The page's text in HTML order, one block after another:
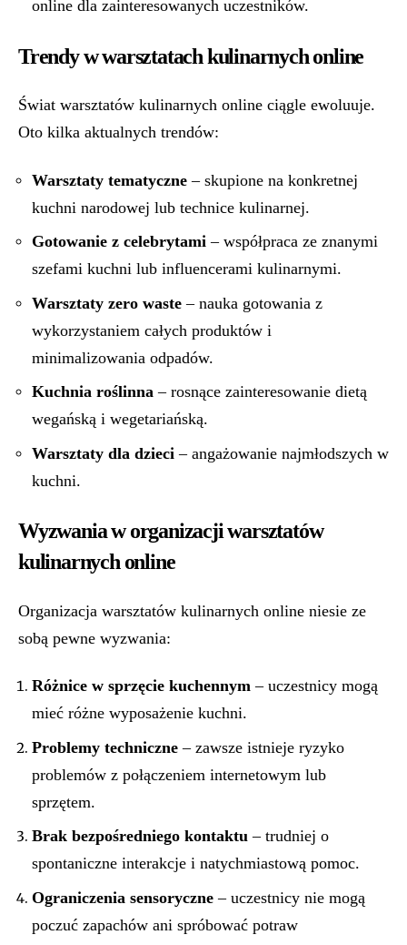
online dla zainteresowanych uczestników.
Trendy w warsztatach kulinarnych online
Świat warsztatów kulinarnych online ciągle ewoluuje.
Oto kilka aktualnych trendów:
Warsztaty tematyczne – skupione na konkretnej
kuchni narodowej lub technice kulinarnej.
Gotowanie z celebrytami – współpraca ze znanymi
szefami kuchni lub influencerami kulinarnymi.
Warsztaty zero waste – nauka gotowania z
wykorzystaniem całych produktów i
minimalizowania odpadów.
Kuchnia roślinna – rosnące zainteresowanie dietą
wegańską i wegetariańską.
Warsztaty dla dzieci – angażowanie najmłodszych w
kuchni.
Wyzwania w organizacji warsztatów
kulinarnych online
Organizacja warsztatów kulinarnych online niesie ze
sobą pewne wyzwania:
Różnice w sprzęcie kuchennym – uczestnicy mogą
mieć różne wyposażenie kuchni.
Problemy techniczne – zawsze istnieje ryzyko
problemów z połączeniem internetowym lub
sprzętem.
Brak bezpośredniego kontaktu – trudniej o
spontaniczne interakcje i natychmiastową pomoc.
Ograniczenia sensoryczne – uczestnicy nie mogą
poczuć zapachów ani spróbować potraw